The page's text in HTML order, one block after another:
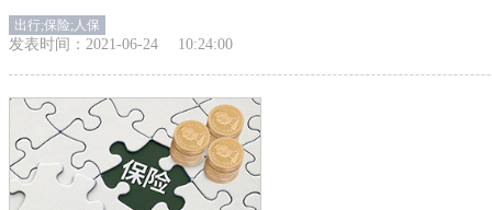
出行;保险;人保
发表时间： 2021-06-24 10:24:00